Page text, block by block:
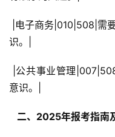
识。|
意识。|
二、2025年报考指南